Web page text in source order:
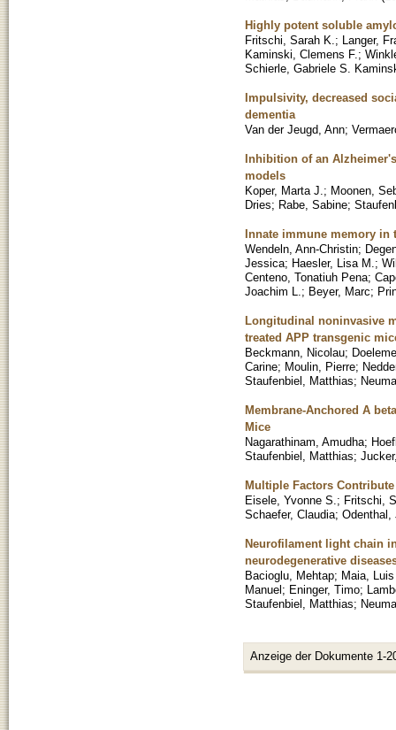
Highly potent soluble
Fritschi, Sarah K. ; Langer,
Kaminski, Clemens F. ;
Schierle, Gabriele S.
Impulsivity, decreased
dementia
Van der Jeugd, Ann;
Inhibition of an
models
Koper, Marta J. ; Moonen,
Dries; Rabe, Sabine;
Innate immune memory in
Wendeln, Ann-Christin;
Jessica; Haesler, Lisa M. ;
Centeno, Tonatiuh Pena;
Joachim L. ; Beyer, Marc;
Longitudinal noninvasive
treated APP transgenic
Beckmann, Nicolau;
Carine; Moulin, Pierre;
Staufenbiel, Matthias;
Membrane-Anchored A
Mice
Nagarathinam, Amudha;
Staufenbiel, Matthias;
Multiple Factors
Eisele, Yvonne S. ; Fritschi,
Schaefer, Claudia; Odenthal,
Neurofilament light chain
neurodegenerative
Bacioglu, Mehtap; Maia,
Manuel; Eninger, Timo;
Staufenbiel, Matthias;
Anzeige der Dokumente 1-